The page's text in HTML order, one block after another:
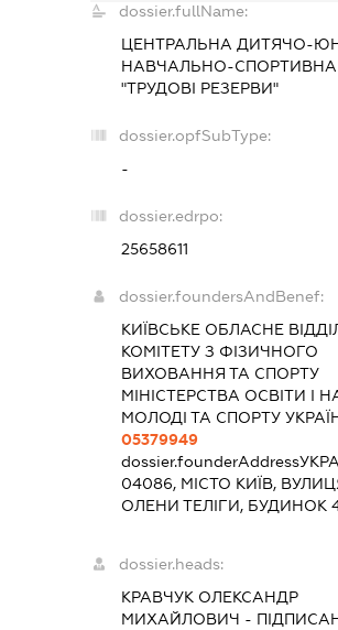
dossier.fullName:
ЦЕНТРАЛЬНА ДИТЯЧО-
НАВЧАЛЬНО-СПОРТИВНА
"ТРУДОВІ РЕЗЕРВИ"
dossier.opfSubType:
-
dossier.edrpo:
25658611
dossier.foundersAndBenef:
КИЇВСЬКЕ ОБЛАСНЕ
КОМІТЕТУ З ФІЗИЧНОГО
ВИХОВАННЯ ТА СПОРТУ
МІНІСТЕРСТВА ОСВІТИ І
МОЛОДІ ТА СПОРТУ
05379949
dossier.founderAddress
04086, МІСТО КИЇВ,
ОЛЕНИ ТЕЛІГИ, БУДИНОК
dossier.heads:
КРАВЧУК ОЛЕКСАНДР
МИХАЙЛОВИЧ -